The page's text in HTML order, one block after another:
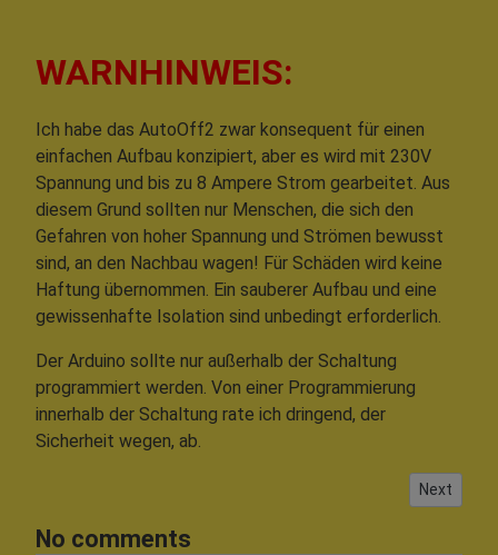
WARNHINWEIS:
Ich habe das AutoOff2 zwar konsequent für einen
einfachen Aufbau konzipiert, aber es wird mit 230V
Spannung und bis zu 8 Ampere Strom gearbeitet. Aus
diesem Grund sollten nur Menschen, die sich den
Gefahren von hoher Spannung und Strömen bewusst
sind, an den Nachbau wagen! Für Schäden wird keine
Haftung übernommen. Ein sauberer Aufbau und eine
gewissenhafte Isolation sind unbedingt erforderlich.
Der Arduino sollte nur außerhalb der Schaltung
programmiert werden. Von einer Programmierung
innerhalb der Schaltung rate ich dringend, der
Sicherheit wegen, ab.
Next
Next
No comments